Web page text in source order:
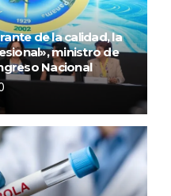
de la calidad, la
ministro de
Nacional